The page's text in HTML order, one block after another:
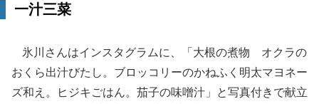
一汁三菜
氷川さんはインスタグラムに、「大根の煮物 オクラの
おくら出汁びたし。ブロッコリーのかねふく明太マヨネー
ズ和え。ヒジキごはん。茄子の味噌汁」と写真付きで献立